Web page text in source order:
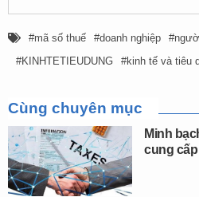
mã số thuế doanh nghiệp
KINHTETIEUDUNG
kinh tế và tiêu
Cùng chuyên mục
Minh
cung